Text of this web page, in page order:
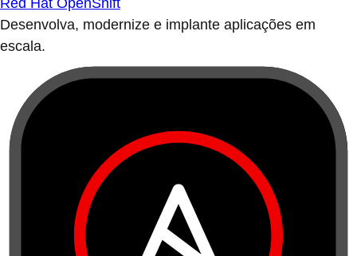
Red Hat OpenShift
Desenvolva, modernize e implante aplicações em
escala.